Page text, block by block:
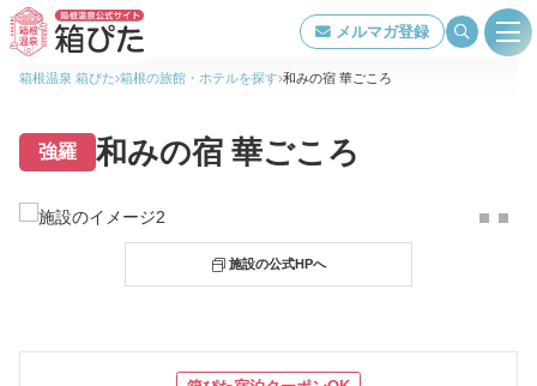
メルマガ登録
旅館・ホテル検索
箱根温泉について
特集ページ一覧
泉質・効能
箱根温泉 箱ぴた 箱根の旅館・ホテルを探す 和みの宿 華ごころ
強羅 和みの宿 華ごころ
施設の公式HPへ